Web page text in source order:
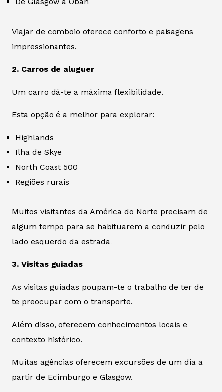
Viajar de comboio oferece conforto e paisagens
impressionantes.
2. Carros de aluguer
Um carro dá-te a máxima flexibilidade.
Esta opção é a melhor para explorar:
Highlands
Ilha de Skye
North Coast 500
Regiões rurais
Muitos visitantes da América do Norte precisam de
algum tempo para se habituarem a conduzir pelo
lado esquerdo da estrada.
3. Visitas guiadas
As visitas guiadas poupam-te o trabalho de ter de
te preocupar com o transporte.
Além disso, oferecem conhecimentos locais e
contexto histórico.
Muitas agências oferecem excursões de um dia a
partir de Edimburgo e Glasgow.